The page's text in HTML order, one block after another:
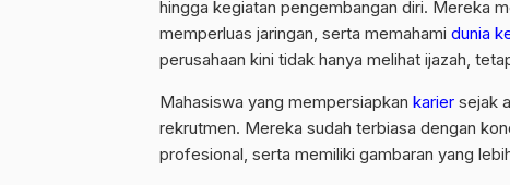
hingga kegiatan pengembangan diri. Mereka
memperluas jaringan, serta memahami dunia
perusahaan kini tidak hanya melihat ijazah,
Mahasiswa yang mempersiapkan karier sejak
rekrutmen. Mereka sudah terbiasa dengan
profesional, serta memiliki gambaran yang